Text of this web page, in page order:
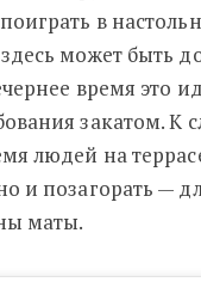
в
может быть
время это
закатом. К
людей на
и позагорать —
маты.